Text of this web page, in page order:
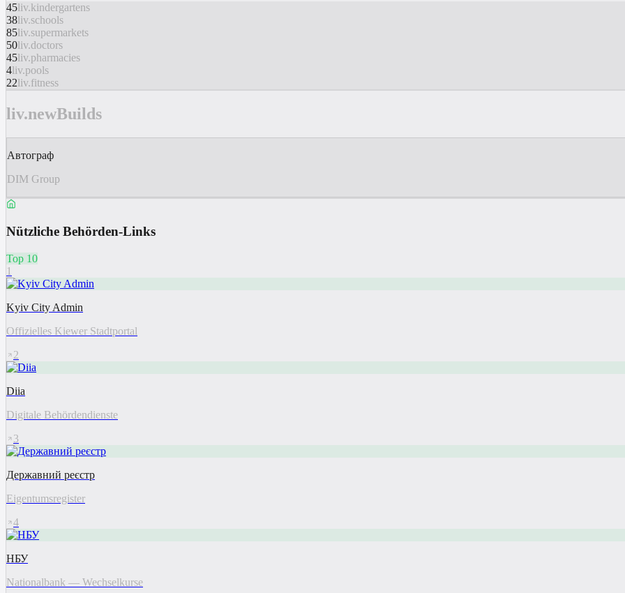
45liv.kindergartens
38liv.schools
85liv.supermarkets
50liv.doctors
45liv.pharmacies
4liv.pools
22liv.fitness
liv.newBuilds
Автограф
DIM Group
Nützliche Behörden-Links
Top 10
1
Kyiv City Admin
Offizielles Kiewer Stadtportal
2
Diia
Digitale Behördendienste
3
Державний реєстр
Eigentumsregister
4
НБУ
Nationalbank — Wechselkurse